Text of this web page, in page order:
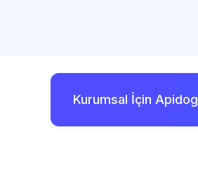
Kurumsal İçin Apidog